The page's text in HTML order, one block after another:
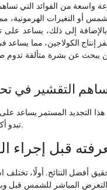
واسعة من الفوائد التي
أو التغيرات الهرمونية،
إلى ذلك، يساعد على
الكولاجين، مما يساعد
لمن يبحث عن بشرة متألقة
التقشير في
هذا التجديد المستمر يساعد
تبدو أكثر توازنًا وحيوية مع مرور الوقت.
قبل إجراء
أفضل النتائج. أولًا،
المباشر للشمس قبل